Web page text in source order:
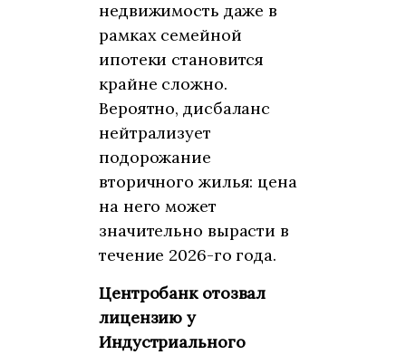
недвижимость даже в
рамках семейной
ипотеки становится
крайне сложно.
Вероятно, дисбаланс
нейтрализует
подорожание
вторичного жилья: цена
на него может
значительно вырасти в
течение 2026-го года.
Центробанк отозвал
лицензию у
Индустриального